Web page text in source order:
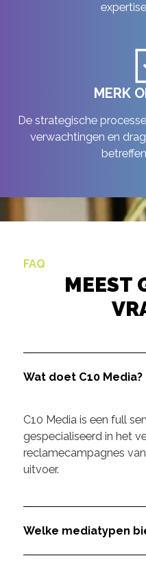
MERK
De strategische
verwachtingen en
FAQ
MEEST
Wat doet C10 Media?
C10 Media is een full
gespecialiseerd in het
reclamecampagnes
uitvoer.
Welke mediatypen